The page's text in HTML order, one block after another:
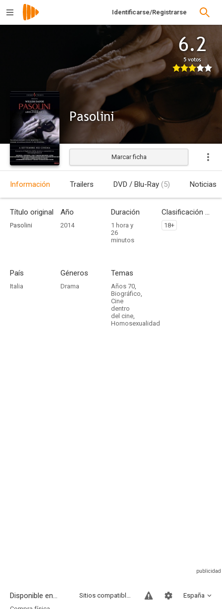
Identificarse/Registrarse
6.2
5 votos
Pasolini
Estrenada
Marcar ficha
Información Trailers DVD / Blu-Ray (5) Noticias
Título original
Pasolini
Año
2014
Duración
1 hora y
26
minutos
Clasificación por edades
18+
País
Italia
Géneros
Drama
Temas
Años 70,
Biográfico,
Cine
dentro
del cine,
Homosexualidad
Disponible en... España
Sitios compatibles